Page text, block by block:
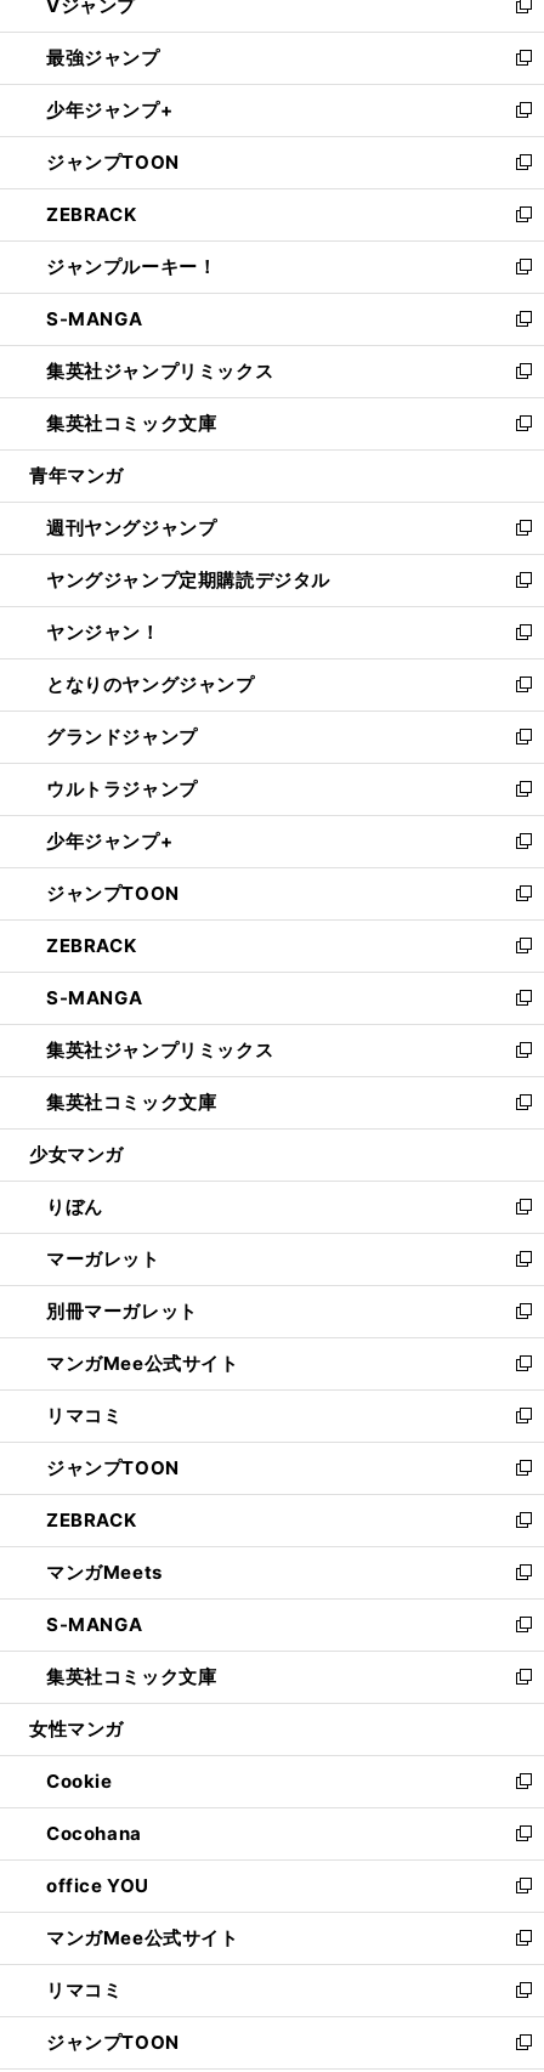
ィ
ン
ド
ウ
で
開
く
い
ウ
ィ
ン
ド
ウ
で
開
く
Vジャンプ
新
し
い
ウ
ィ
ン
ド
ウ
で
開
く
最強ジャンプ
新
し
い
ウ
ィ
ン
ド
ウ
で
開
く
少年ジャンプ+
新
し
い
ウ
ィ
ン
ド
ウ
で
開
く
ジャンプTOON
新
し
い
ウ
ィ
ン
ド
ウ
で
開
く
ZEBRACK
新
し
い
ウ
ィ
ン
ド
ウ
で
開
ジャンプルーキー！
新
し
い
ウ
ィ
ン
ド
ウ
開
く
S-MANGA
新
し
い
ウ
ィ
ン
ウ
で
開
く
集英社ジャンプリミックス
新
し
い
ウ
ン
ド
ウ
で
開
く
集英社コミック文庫
新
し
ウ
ィ
ン
ド
ウ
で
開
く
青年マンガ
週刊ヤングジャンプ
新
し
い
ウ
ィ
ン
ド
ウ
で
開
く
ヤングジャンプ定期購読デジタル
新
し
い
ウ
ィ
ン
ド
ウ
で
開
く
ヤンジャン！
新
し
い
ウ
ィ
ン
ド
ウ
で
開
く
となりのヤングジャンプ
新
し
い
ウ
ィ
ン
ド
ウ
で
開
く
グランドジャンプ
新
し
い
ウ
ィ
ン
ド
ウ
で
開
く
ウルトラジャンプ
新
し
い
ウ
ィ
ン
ド
ウ
で
開
く
少年ジャンプ+
新
し
い
ウ
ィ
ン
ド
ウ
で
開
く
ジャンプTOON
新
し
い
ウ
ィ
ン
ド
ウ
で
開
ZEBRACK
新
し
い
ウ
ィ
ン
ド
ウ
開
く
S-MANGA
新
し
い
ウ
ィ
ン
ウ
で
開
く
集英社ジャンプリミックス
新
し
い
ウ
ン
ド
ウ
で
開
く
集英社コミック文庫
新
し
ウ
ィ
ン
ド
ウ
で
開
く
少女マンガ
りぼん
新
し
い
ウ
ィ
ン
ド
ウ
で
開
く
マーガレット
新
し
い
ウ
ィ
ン
ド
ウ
で
開
く
別冊マーガレット
新
し
い
ウ
ィ
ン
ド
ウ
で
開
く
マンガMee公式サイト
新
し
い
ウ
ィ
ン
ド
ウ
で
開
く
リマコミ
新
し
い
ウ
ィ
ン
ド
ウ
で
開
く
ジャンプTOON
新
し
い
ウ
ィ
ン
ド
ウ
で
開
ZEBRACK
新
し
い
ウ
ィ
ン
ド
ウ
開
く
マンガMeets
新
し
い
ウ
ィ
ン
ウ
で
開
く
S-MANGA
新
し
い
ウ
ン
ド
ウ
で
開
く
集英社コミック文庫
新
し
ウ
ィ
ン
ド
ウ
で
開
く
女性マンガ
Cookie
新
し
い
ウ
ィ
ン
ド
ウ
で
開
く
Cocohana
新
し
い
ウ
ィ
ン
ド
ウ
で
office YOU
新
し
い
ウ
ィ
ン
ド
マンガMee公式サイト
新
し
い
ウ
ィ
リマコミ
新
し
い
ジャンプTOON
新